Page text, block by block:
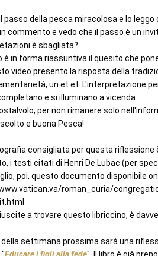
passo della pesca miracolosa e lo
commento e vedo che il passo è un
è sbagliata?
è in forma riassuntiva il quesito che
video presento la risposta della
un et et. L'interpretazione
e si illuminano a vicenda.
per non rimanere solo
e buona Pesca!
consigliata per questa riflessione
i testi citati di Henri De Lubac (per
poi, questo documento disponibile
roman_curia/
a trovare questo libriccino, è
della settimana prossima sarà una